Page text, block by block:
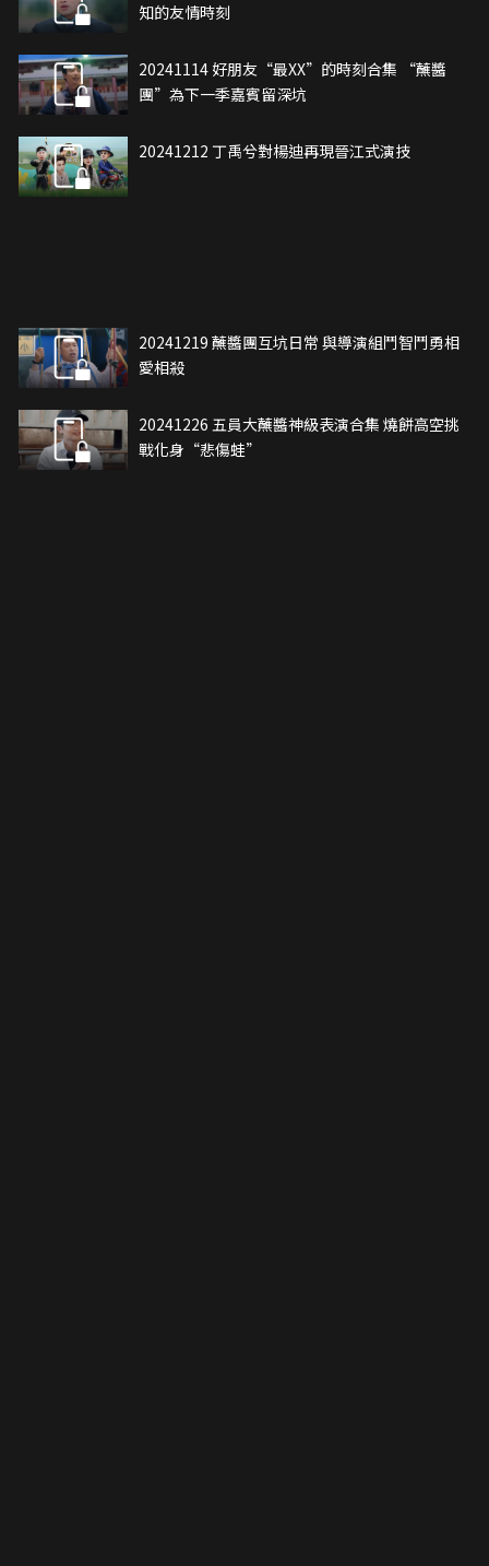
知的友情時刻
20241114 好朋友“最XX”的時刻合集 “蘸醬
團”為下一季嘉賓留深坑
20241212 丁禹兮對楊迪再現晉江式演技
20241219 蘸醬團互坑日常 與導演組鬥智鬥勇相
愛相殺
20241226 五員大蘸醬神級表演合集 燒餅高空挑
戰化身“悲傷蛙”